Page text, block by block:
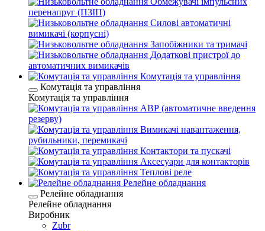
перенапруг (ПЗІП)
Силові автоматичні
вимикачі (корпусні)
Запобіжники та тримачі
Додаткові пристрої до
автоматичних вимикачів
Комутація та управління
Комутація та управління
Комутація та управління
АВР (автоматичне введення
резерву)
Вимикачі навантаження,
рубильники, перемикачі
Контактори та пускачі
Аксесуари для контакторів
Теплові реле
Релейне обладнання
Релейне обладнання
Релейне обладнання
Виробник
Zubr